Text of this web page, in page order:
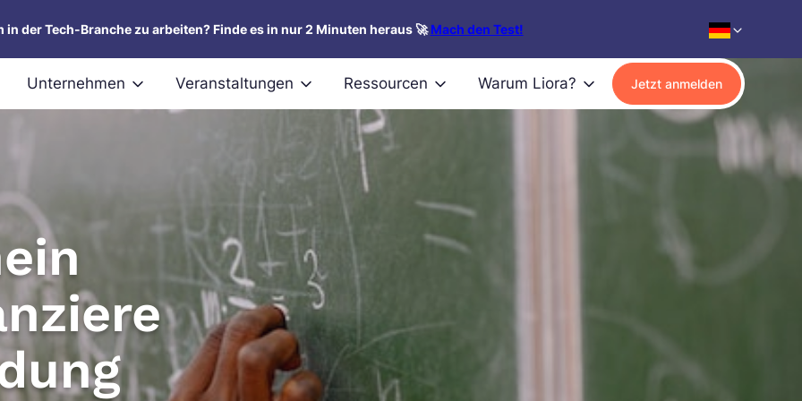
in der Tech-Branche zu arbeiten? Finde es in nur 2 Minuten heraus 🚀Mach den Test!
Unternehmen Veranstaltungen Ressourcen Warum Liora? Jetzt anmelden